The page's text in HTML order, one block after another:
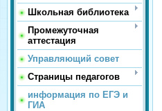
Школьная библиотека
Промежуточная
аттестация
Управляющий совет
Страницы педагогов
информация по ЕГЭ и
ГИА